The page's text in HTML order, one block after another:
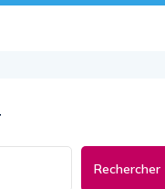
Rechercher